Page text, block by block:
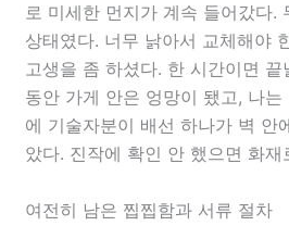
로 미세한 먼지가 계속 들어갔다.
상태였다. 너무 낡아서 교체해야
고생을 좀 하셨다. 한 시간이면
동안 가게 안은 엉망이 됐고, 나
에 기술자분이 배선 하나가 벽 안
았다. 진작에 확인 안 했으면 화
여전히 남은 찝찝함과 서류 절차